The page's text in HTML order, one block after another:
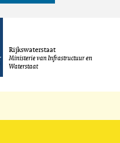
Rijkswaterstaat
Ministerie van Infrastructuur en
Waterstaat